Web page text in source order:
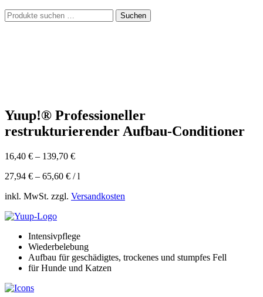
Suchen
nach:
Suchen
Yuup!® Professioneller
restrukturierender Aufbau-Conditioner
16,40 € – 139,70 €
27,94 € – 65,60 € /l
inkl. MwSt. zzgl. Versandkosten
Intensivpflege
Wiederbelebung
Aufbau für geschädigtes, trockenes und stumpfes Fell
für Hunde und Katzen